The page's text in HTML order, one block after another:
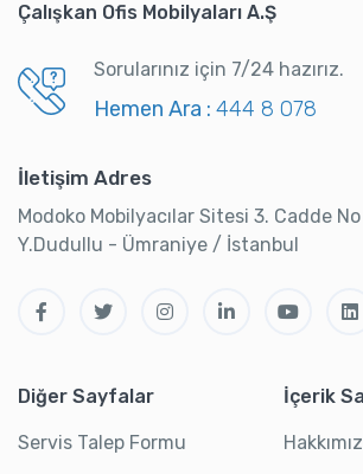
Çalışkan Ofis Mobilyaları A.Ş
Sorularınız için 7/24 hazırız.
Hemen Ara : 444 8 078
İletişim Adres
Modoko Mobilyacılar Sitesi 3. Cadde
Y.Dudullu - Ümraniye / İstanbul
Diğer Sayfalar
Servis Talep Formu
İçerik